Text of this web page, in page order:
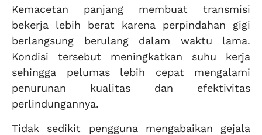
Kemacetan panjang membuat transmisi
bekerja lebih berat karena perpindahan gigi
berlangsung berulang dalam waktu lama.
Kondisi tersebut meningkatkan suhu kerja
sehingga pelumas lebih cepat mengalami
penurunan kualitas dan efektivitas
perlindungannya.
Tidak sedikit pengguna mengabaikan gejala